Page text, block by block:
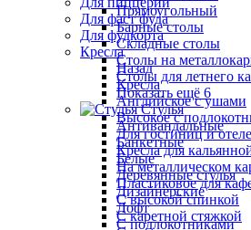
Прямоугольный
Барные столы
Складные столы
Столы на
Столы для летнего
Показать ещё 6
Стулья
Антивандальные
Банкетные
Белые
Деревянные стулья
Дизайнерские
Лофт
С подлокотниками
Для фаст фуда
Для фудкорта
Кресла
Назад
Кресла
Английское с ушами
Высокое с
Для гостиниц и
Кресла для
На металлическом
Пластиковое для
С высокой спинкой
С каретной стяжкой